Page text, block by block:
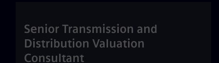
Senior Transmission and
Distribution Valuation
Consultant